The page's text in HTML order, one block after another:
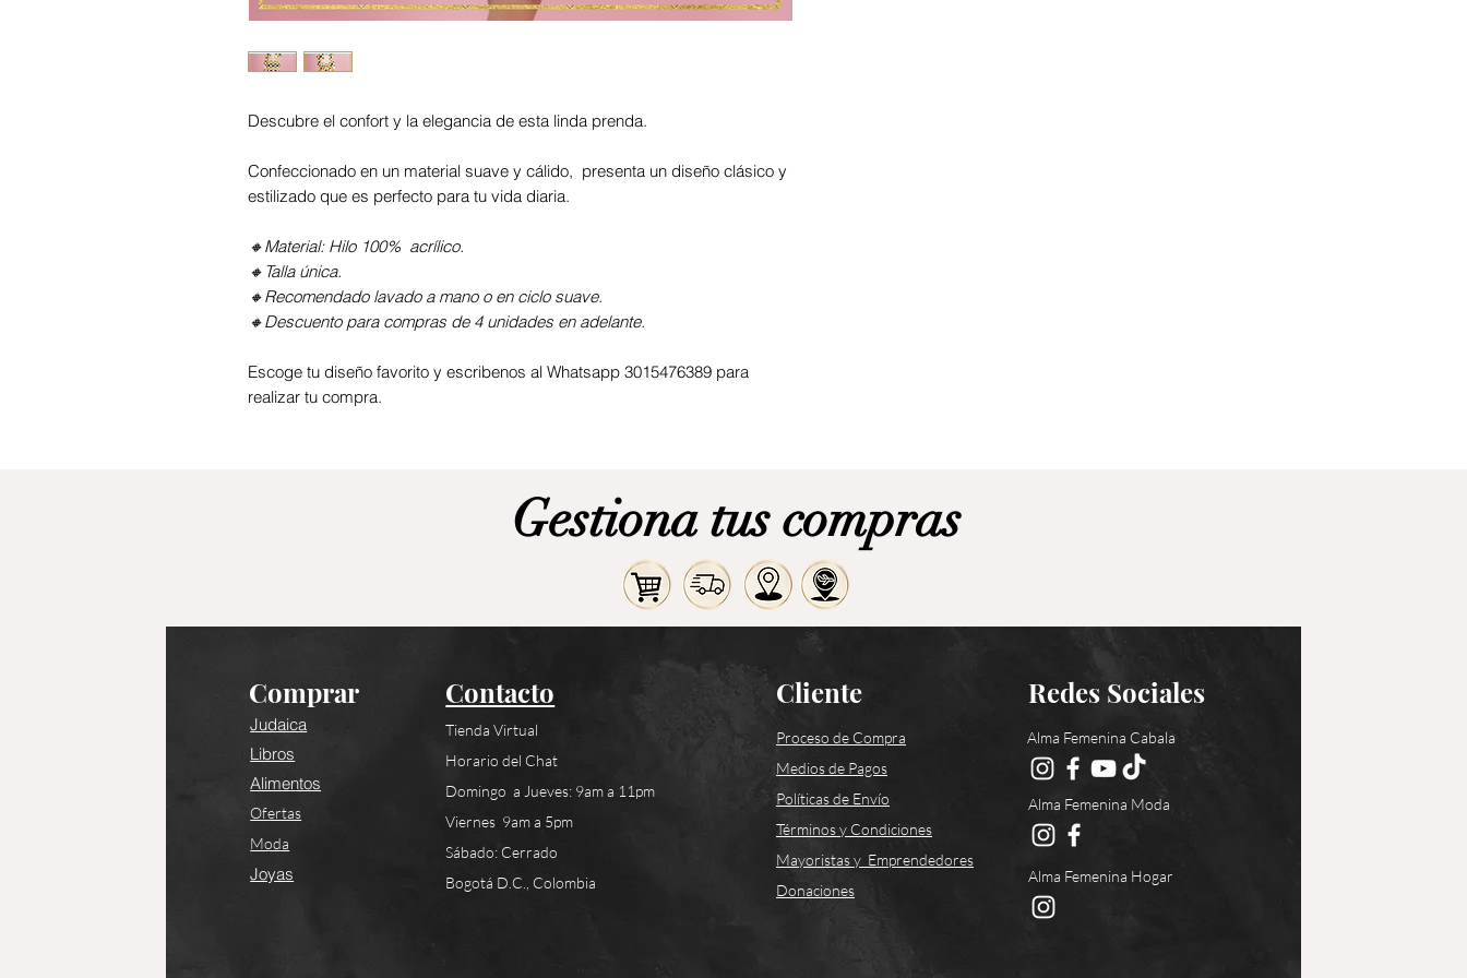
Descubre el confort y la elegancia de esta linda prenda.
Confeccionado en un material suave y cálido, presenta un diseño clásico y
estilizado que es perfecto para tu vida diaria.
🔸Material: Hilo 100% acrílico.
🔸Talla única.
🔸Recomendado lavado a mano o en ciclo suave.
🔸Descuento para compras de 4 unidades en adelante.
Escoge tu diseño favorito y escribenos al Whatsapp 3015476389 para
realizar tu compra.
Gestiona tus compras
Comprar
Judaica
Libros
Alimentos
Ofertas
Moda
Joyas
Contacto
Tienda Virtual
Horario del Chat
Domingo a Jueves: 9am a 11pm
Viernes 9am a 5pm
Sábado: Cerrado
Bogotá D.C., Colombia
Cliente
Proceso de Compra
Medios de Pagos
Políticas de Envío
Términos y Condiciones
Mayoristas y Emprendedores
Donaciones
Redes Sociales
Alma Femenina Cabala
Alma Femenina Moda
Alma Femenina Hogar